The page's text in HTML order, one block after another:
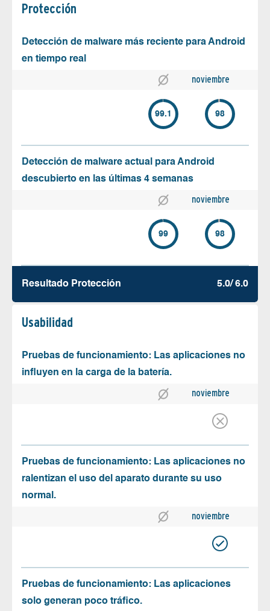
Protección
Detección de malware más reciente para Android
en tiempo real
noviembre
99.1 98
Detección de malware actual para Android
descubierto en las últimas 4 semanas
noviembre
99 98
Resultado Protección 5.0/ 6.0
Usabilidad
Pruebas de funcionamiento: Las aplicaciones no
influyen en la carga de la batería.
noviembre
Pruebas de funcionamiento: Las aplicaciones no
ralentizan el uso del aparato durante su uso
normal.
noviembre
Pruebas de funcionamiento: Las aplicaciones
solo generan poco tráfico.